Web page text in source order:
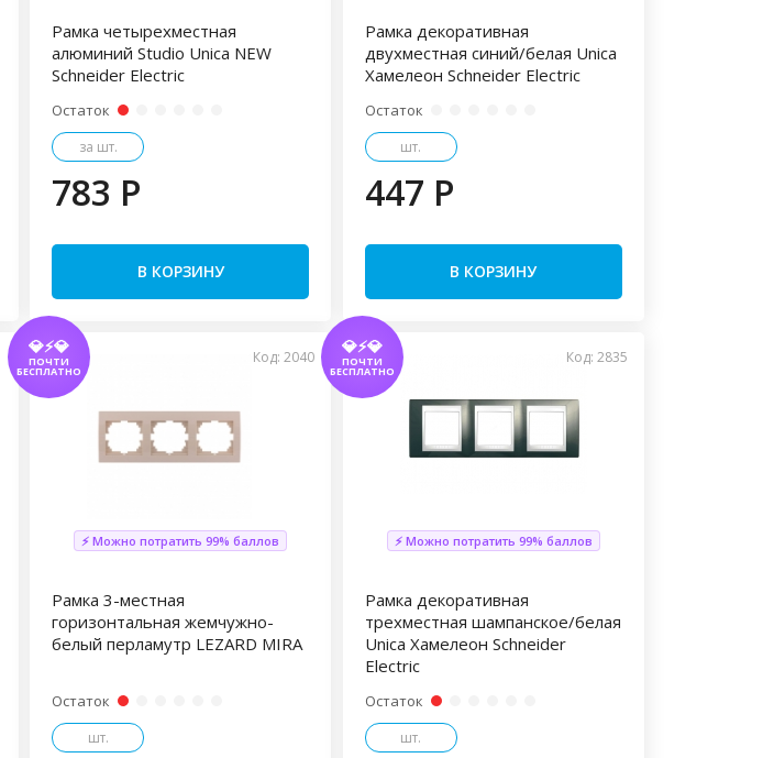
Рамка четырехместная
алюминий Studio Unica NEW
Schneider Electric
Остаток
за шт.
783 P
В КОРЗИНУ
Рамка декоративная
двухместная синий/белая Unica
Хамелеон Schneider Electric
Остаток
шт.
447 P
В КОРЗИНУ
💎⚡💎
ПОЧТИ
БЕСПЛАТНО
Код: 2040
⚡ Можно потратить 99% баллов
Рамка 3-местная
горизонтальная жемчужно-
белый перламутр LEZARD MIRA
Остаток
шт.
💎⚡💎
ПОЧТИ
БЕСПЛАТНО
Код: 2835
⚡ Можно потратить 99% баллов
Рамка декоративная
трехместная шампанское/белая
Unica Хамелеон Schneider
Electric
Остаток
шт.